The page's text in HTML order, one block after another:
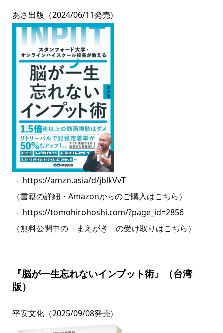
あさ出版（2024/06/11発売）
→ https://amzn.asia/d/jblkVvT
（書籍の詳細・Amazonからのご購入はこちら）
→ https://tomohirohoshi.com/?page_id=2856
（無料公開中の「まえがき」の受け取りはこちら）
『脳が一生忘れないインプット術』（台湾
版）
平安文化（2025/09/08発売）